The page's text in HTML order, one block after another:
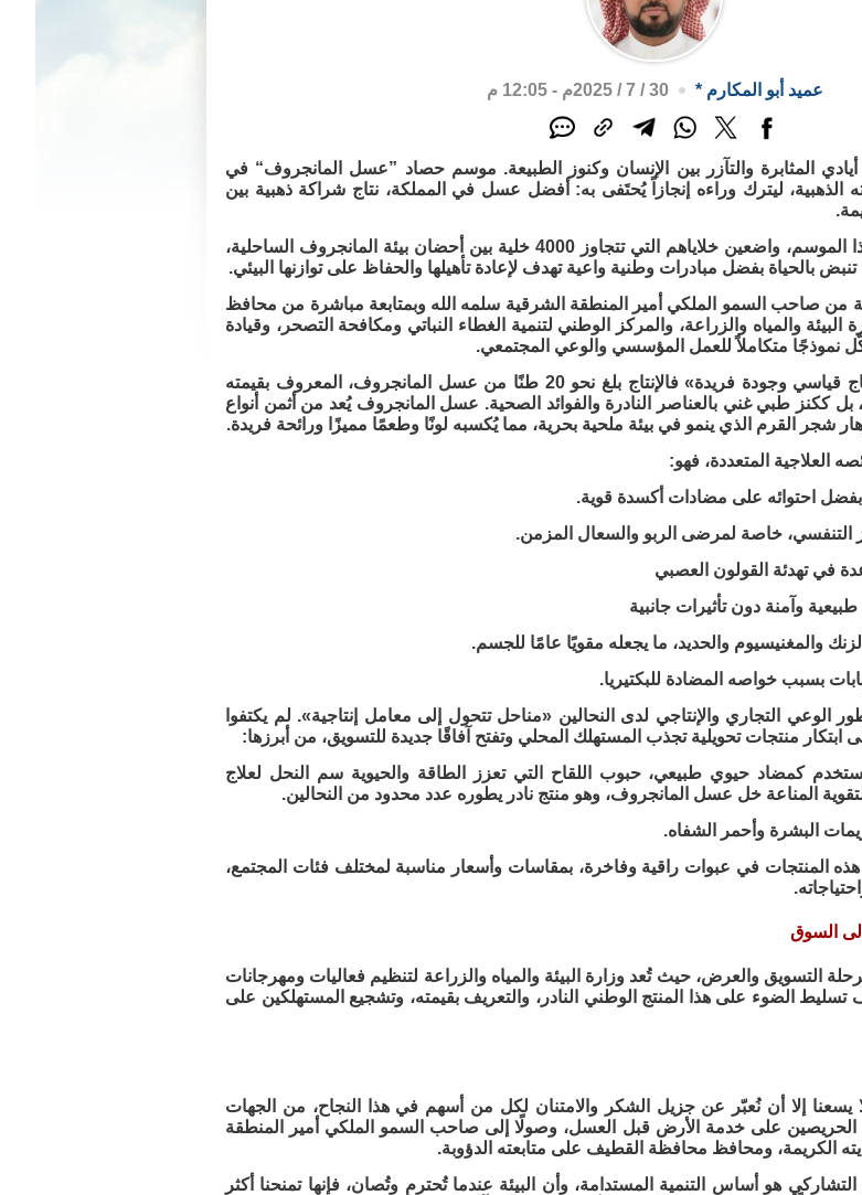
عميد أبو المكارم * 30 / 7 / 2025م - 12:05 م
أيادي المثابرة والتآزر بين الإنسان وكنوز الطبيعة. موسم حصاد ”عسل المانجروف“ في
الذهبية، ليترك وراءه إنجازاً يُحتَفى به: أفضل عسل في المملكة، نتاج شراكة ذهبية بين
أكثر من 40 نحالًا شاركوا في هذا الموسم، واضعين خلاياهم التي تتجاوز 4000 خلية بين أحضان بيئة المانجروف الساحلية،
بالحياة بفضل مبادرات وطنية واعية تهدف لإعادة تأهيلها والحفاظ على توازنها البيئي.
من صاحب السمو الملكي أمير المنطقة الشرقية سلمه الله وبمتابعة مباشرة من محافظ
البيئة والمياه والزراعة، والمركز الوطني لتنمية الغطاء النباتي ومكافحة التصحر، وقيادة
نموذجًا متكاملاً للعمل المؤسسي والوعي المجتمعي.
فهذا الموسم لم يكن عاديًا «إنتاج قياسي وجودة فريدة» فالإنتاج بلغ نحو 20 طنًا من عسل المانجروف، المعروف بقيمته
بل ككنز طبي غني بالعناصر النادرة والفوائد الصحية. عسل المانجروف يُعد من أثمن أنواع
شجر القرم الذي ينمو في بيئة ملحية بحرية، مما يُكسبه لونًا وطعمًا مميزًا ورائحة فريدة.
العلاجية المتعددة، فهو:
بفضل احتوائه على مضادات أكسدة قوية.
خاصة لمرضى الربو والسعال المزمن.
في تهدئة القولون العصبي
وآمنة دون تأثيرات جانبية
والمغنيسيوم والحديد، ما يجعله مقويًا عامًا للجسم.
بسبب خواصه المضادة للبكتيريا.
الوعي التجاري والإنتاجي لدى النحالين «مناحل تتحول إلى معامل إنتاجية». لم يكتفوا
ابتكار منتجات تحويلية تجذب المستهلك المحلي وتفتح آفاقًا جديدة للتسويق، من أبرزها:
كمضاد حيوي طبيعي، حبوب اللقاح التي تعزز الطاقة والحيوية سم النحل لعلاج
المناعة خل عسل المانجروف، وهو منتج نادر يطوره عدد محدود من النحالين.
البشرة وأحمر الشفاه.
المنتجات في عبوات راقية وفاخرة، بمقاسات وأسعار مناسبة لمختلف فئات المجتمع،
إلى السوق
التسويق والعرض، حيث تُعد وزارة البيئة والمياه والزراعة لتنظيم فعاليات ومهرجانات
الضوء على هذا المنتج الوطني النادر، والتعريف بقيمته، وتشجيع المستهلكين على
يسعنا إلا أن نُعبّر عن جزيل الشكر والامتنان لكل من أسهم في هذا النجاح، من الجهات
الحريصين على خدمة الأرض قبل العسل، وصولًا إلى صاحب السمو الملكي أمير المنطقة
الكريمة، ومحافظ محافظة القطيف على متابعته الدؤوبة.
هو أساس التنمية المستدامة، وأن البيئة عندما تُحترم وتُصان، فإنها تمنحنا أكثر